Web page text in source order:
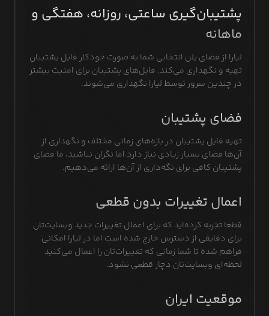
پشتیبان‌گیری ساعتی، روزانه، هفتگی و
ماهانه
لیارا از فضای پلن انتخابی شما به صورت خودکار فایل پشتیبان
تهیه و نگهداری می‌کند. فایل‌های پشتیبان برای امنیت بیشتر
در چندین سرور توسط لیارا نگهداری می‌شوند.
فضای پشتیبان
تهیه فایل پشتیبان در بازه‌های زمانی مختلف و نگهداری از
آن‌ها فضای بسیار زیادی نیاز دارد اما نگران نباشید، ما فضای
پشتیبان کافی برای نگه‌داری از آن‌ها ارائه می‌دهیم.
اعمال تغییرات بدون قطعی
قطعا تجربه کرده‌اید که برای اعمال تغییرات جدید وبسایت‌تان
برای دقایقی از دسترس خارج شده است اما در لیارا امکانی
فراهم شده تا شما زمانی که تغییرات‌تان را اعمال می‌کنید
لحظه‌ای وبسایت‌تان دچار قطعی نشود.
موقعیت ایران